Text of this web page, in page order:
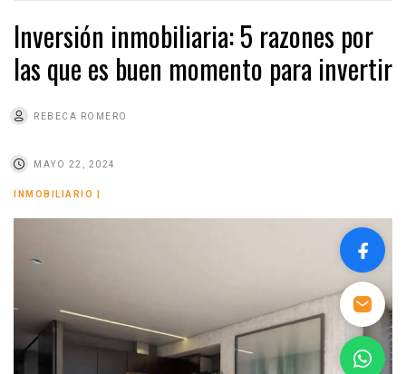
Inversión inmobiliaria: 5 razones por
las que es buen momento para invertir
REBECA ROMERO
MAYO 22, 2024
INMOBILIARIO